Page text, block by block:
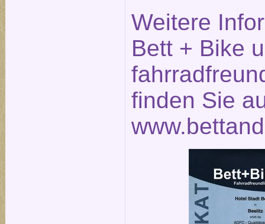
Weitere
Bett + Bike
finden Sie